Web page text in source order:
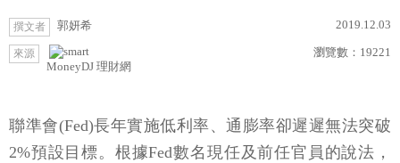
撰文者 郭妍希 2019.12.03
來源
MoneyDJ 理財網
瀏覽數： 19221
聯準會(Fed)長年實施低利率、通膨率卻遲遲無法突破
2%預設目標。根據Fed數名現任及前任官員的說法，